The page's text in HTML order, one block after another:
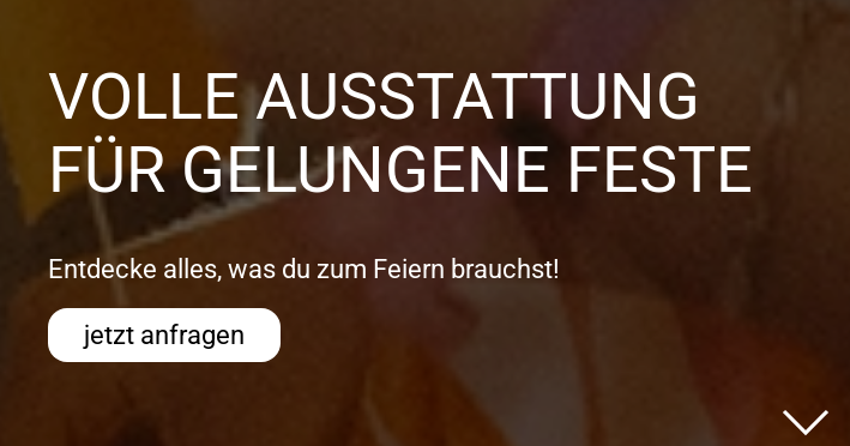
VOLLE AUSSTATTUNG
FÜR GELUNGENE FESTE
Entdecke alles, was du zum Feiern brauchst!
jetzt anfragen